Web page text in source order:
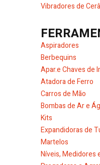
Vibradores de
Aspiradores
Berbequins
Apar.e Chaves de
Atadora de Ferro
Carros de Mão
Bombas de Ar e
Kits
Expandidoras de
Martelos
Níveis, Medidores